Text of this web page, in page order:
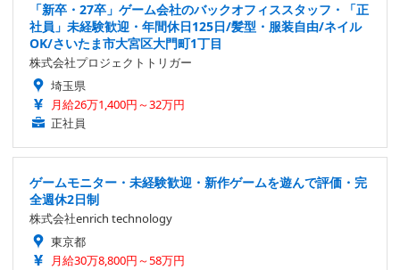
「新卒・27卒」ゲーム会社のバックオフィススタッフ・「正
社員」未経験歓迎・年間休日125日/髪型・服装自由/ネイル
OK/さいたま市大宮区大門町1丁目
株式会社プロジェクトトリガー
埼玉県
月給26万1,400円～32万円
正社員
ゲームモニター・未経験歓迎・新作ゲームを遊んで評価・完
全週休2日制
株式会社enrich technology
東京都
月給30万8,800円～58万円